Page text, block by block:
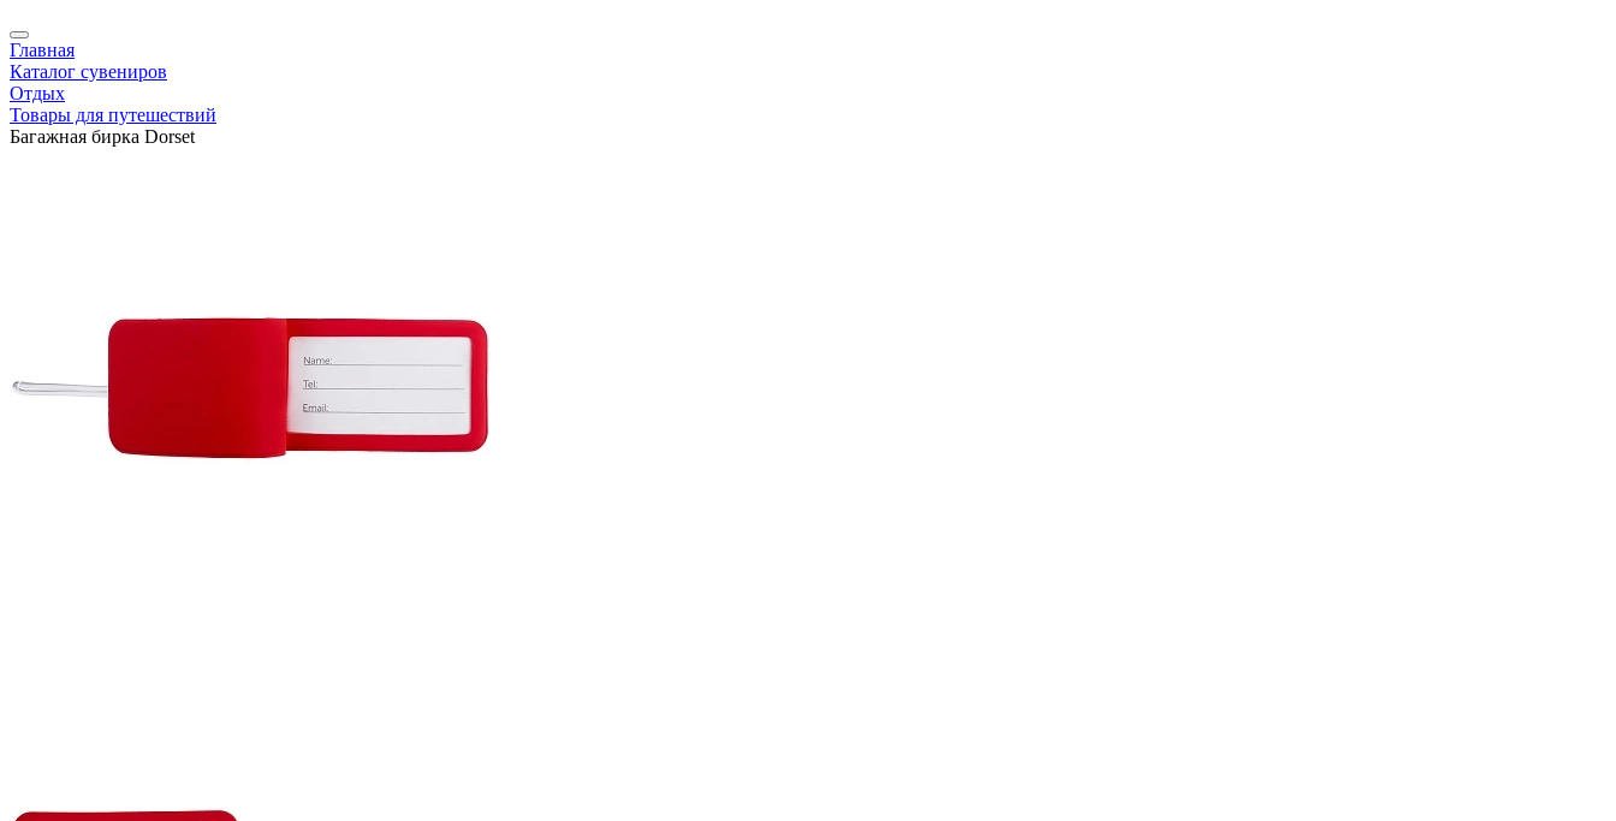
Главная
Каталог сувениров
Отдых
Товары для путешествий
Багажная бирка Dorset